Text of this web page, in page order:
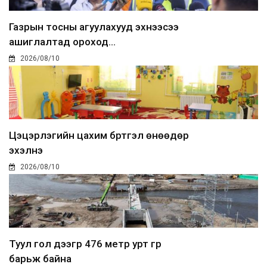
Газрын тосны агуулахууд эхнээсээ
ашиглалтад ороход...
2026/08/10
Цэцэрлэгийн цахим бүртгэл өнөөдөр
эхэлнэ
2026/08/10
Туул гол дээгүүр 476 метр урт гүүр
барьж байна